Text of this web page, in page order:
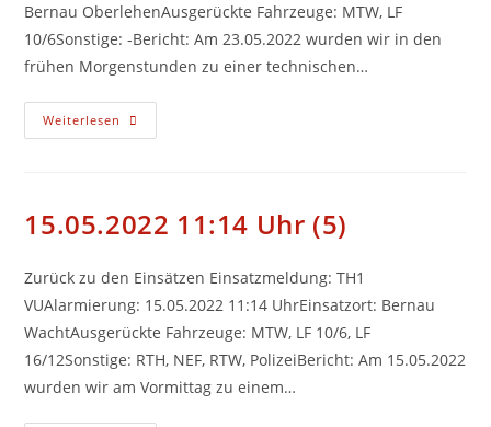
Bernau OberlehenAusgerückte Fahrzeuge: MTW, LF
10/6Sonstige: -Bericht: Am 23.05.2022 wurden wir in den
frühen Morgenstunden zu einer technischen…
Weiterlesen 23.05.2022
03:59
15.05.2022 11:14 Uhr (5)
Zurück zu den Einsätzen Einsatzmeldung: TH1
VUAlarmierung: 15.05.2022 11:14 UhrEinsatzort: Bernau
WachtAusgerückte Fahrzeuge: MTW, LF 10/6, LF
16/12Sonstige: RTH, NEF, RTW, PolizeiBericht: Am 15.05.2022
wurden wir am Vormittag zu einem…